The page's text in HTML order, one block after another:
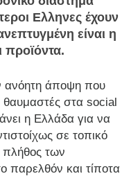
Ελληνες έχουν
είναι η
προϊόντα.
ανόητη άποψη που
θαυμαστές στα social
η Ελλάδα για να
σε τοπικό
πλήθος των
παρελθόν και τίποτα